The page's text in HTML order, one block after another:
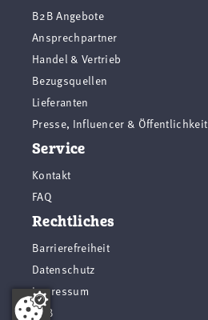
B2B Angebote
Ansprechpartner
Handel & Vertrieb
Bezugsquellen
Lieferanten
Presse, Influencer & Öffentlichkeit
Service
Kontakt
FAQ
Rechtliches
Barrierefreiheit
Datenschutz
Impressum
AGB